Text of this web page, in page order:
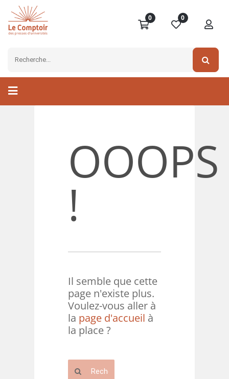
0 0
OOOPS
!
Il semble que cette
page n'existe plus.
Voulez-vous aller à
la page d'accueil à
la place ?